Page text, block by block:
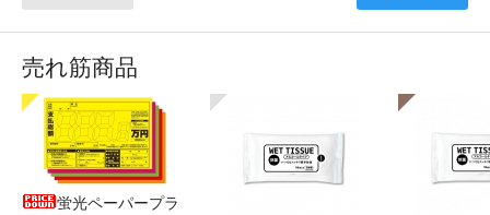
売れ筋商品
蛍光ペーパープラ